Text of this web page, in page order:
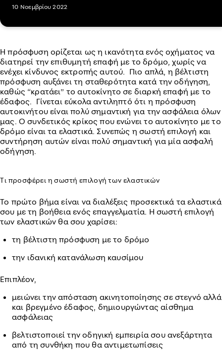
10 Νοεμβρίου 2022
Η πρόσφυση ορίζεται ως η ικανότητα ενός οχήματος να
διατηρεί την επιθυμητή επαφή με το δρόμο, χωρίς να
ενέχει κίνδυνος εκτροπής αυτού. Πιο απλά, η βέλτιστη
πρόσφυση αυξάνει τη σταθερότητα κατά την οδήγηση,
καθώς “κρατάει” το αυτοκίνητο σε διαρκή επαφή με το
έδαφος. Γίνεται εύκολα αντιληπτό ότι η πρόσφυση
αυτοκινήτου είναι πολύ σημαντική για την ασφάλεια όλων
μας. Ο συνδετικός κρίκος που ενώνει το αυτοκίνητο με το
δρόμο είναι τα ελαστικά. Συνεπώς η σωστή επιλογή και
συντήρηση αυτών είναι πολύ σημαντική για μία ασφαλή
οδήγηση.
Τι προσφέρει η σωστή επιλογή των ελαστικών
Το πρώτο βήμα είναι να διαλέξεις προσεκτικά τα ελαστικά
σου με τη βοήθεια ενός επαγγελματία. Η σωστή επιλογή
των ελαστικών θα σου χαρίσει:
τη βέλτιστη πρόσφυση με το δρόμο
την ιδανική κατανάλωση καυσίμου
Επιπλέον,
μειώνει την απόσταση ακινητοποίησης σε στεγνό αλλά
και βρεγμένο έδαφος, δημιουργώντας αίσθημα
ασφάλειας
βελτιστοποιεί την οδηγική εμπειρία σου ανεξάρτητα
από τη συνθήκη που θα αντιμετωπίσεις